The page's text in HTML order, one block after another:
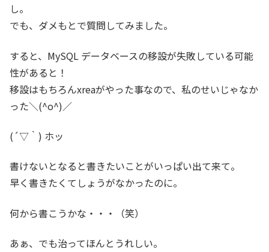
し。
でも、ダメもとで質問してみました。
すると、MySQL データベースの移設が失敗している可能
性があると！
移設はもちろんxreaがやった事なので、私のせいじゃなか
った＼(^o^)／
(´▽｀) ホッ
書けないとなると書きたいことがいっぱい出て来て。
早く書きたくてしょうがなかったのに。
何から書こうかな・・・（笑）
あぁ、でも治ってほんとうれしい。